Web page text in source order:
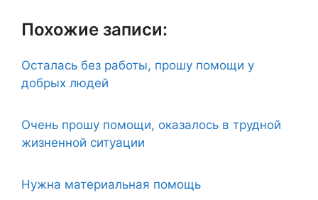
Похожие записи:
Осталась без работы, прошу помощи у
добрых людей
Очень прошу помощи, оказалось в трудной
жизненной ситуации
Нужна материальная помощь